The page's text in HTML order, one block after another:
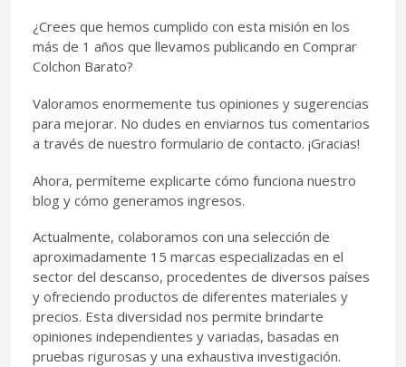
¿Crees que hemos cumplido con esta misión en los
más de 1 años que llevamos publicando en Comprar
Colchon Barato?
Valoramos enormemente tus opiniones y sugerencias
para mejorar. No dudes en enviarnos tus comentarios
a través de nuestro formulario de contacto. ¡Gracias!
Ahora, permíteme explicarte cómo funciona nuestro
blog y cómo generamos ingresos.
Actualmente, colaboramos con una selección de
aproximadamente 15 marcas especializadas en el
sector del descanso, procedentes de diversos países
y ofreciendo productos de diferentes materiales y
precios. Esta diversidad nos permite brindarte
opiniones independientes y variadas, basadas en
pruebas rigurosas y una exhaustiva investigación.